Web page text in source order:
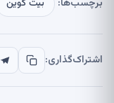
برچسب‌ها: بیت کوین
اشتراک‌گذاری: